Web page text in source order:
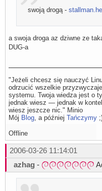
swoją drogą -
a swoja droga az dziwne ze
DUG-a
"Jeżeli chcesz się nauczyć
odrzucić wszelkie
systemu. Twoja wiedza jest o
jednak wiesz — jednak w
wiesz jeszcze nic." Minio
Mój Blog , a później Tańczymy
Offline
2006-03-26 11:14:01
azhag -